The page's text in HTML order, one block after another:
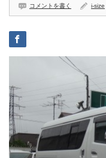
コメントを書く i-size